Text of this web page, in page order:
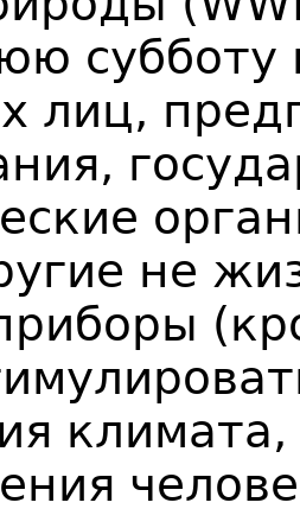
субботу
лиц,
не
климата,